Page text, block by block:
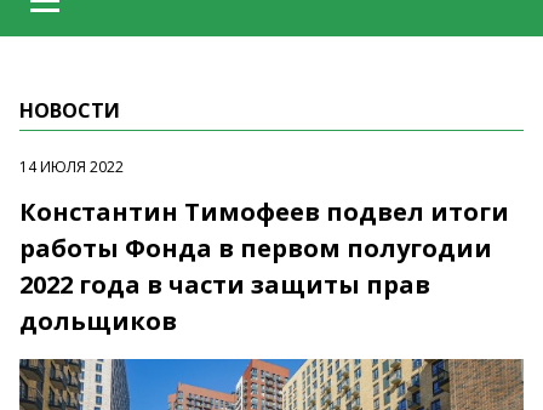
НОВОСТИ
14 ИЮЛЯ 2022
Константин Тимофеев подвел итоги
работы Фонда в первом полугодии
2022 года в части защиты прав
дольщиков